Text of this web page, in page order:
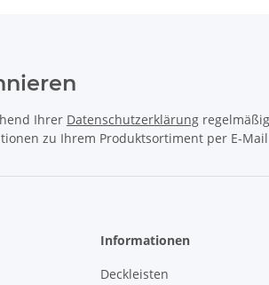
Ihrer Datenschutzerklärung
zu Ihrem Produktsortiment per E-
Informationen
Deckleisten